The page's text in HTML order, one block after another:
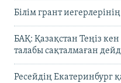
Білім грант
БАҚ: Қазақстан Теңіз
талабы сақталмаған
Ресейдің Екатеринбург